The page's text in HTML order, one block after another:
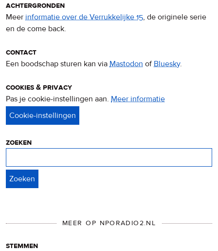
achtergronden
Meer informatie over de Verrukkelijke 15, de originele serie
en de come back.
contact
Een boodschap sturen kan via Mastodon ofBluesky.
cookies & privacy
Pas je cookie-instellingen aan. Meer informatie
zoeken
MEER OP NPORADIO2.NL
stemmen